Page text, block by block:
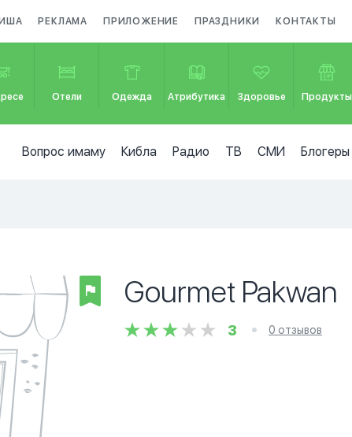
РЕКЛАМА ПРИЛОЖЕНИЕ ПРАЗДНИКИ КОНТАКТЫ
Отели Одежда Атрибутика Здоровье Продукты
Вопрос имаму Кибла Радио ТВ СМИ Блогеры
Gourmet Pakwan
3 0 отзывов